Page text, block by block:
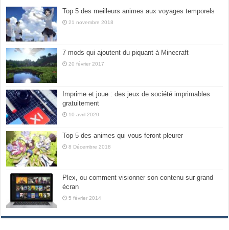
Top 5 des meilleurs animes aux voyages temporels
21 novembre 2018
7 mods qui ajoutent du piquant à Minecraft
20 février 2017
Imprime et joue : des jeux de société imprimables
gratuitement
10 avril 2020
Top 5 des animes qui vous feront pleurer
8 Décembre 2018
Plex, ou comment visionner son contenu sur grand
écran
5 février 2014